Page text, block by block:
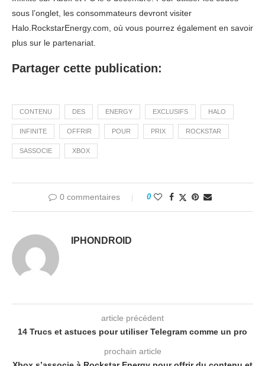
sous l’onglet, les consommateurs devront visiter
Halo.RockstarEnergy.com, où vous pourrez également en savoir
plus sur le partenariat.
Partager cette publication:
CONTENU DES ENERGY EXCLUSIFS HALO
INFINITE OFFRIR POUR PRIX ROCKSTAR
SASSOCIE XBOX
0 commentaires 0
IPHONDROID
article précédent
14 Trucs et astuces pour utiliser Telegram comme un pro
prochain article